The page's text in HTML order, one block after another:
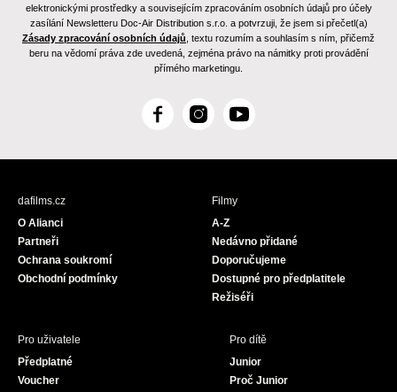
elektronickými prostředky a souvisejícím zpracováním osobních údajů pro účely
zasílání Newsletteru Doc-Air Distribution s.r.o. a potvrzuji, že jsem si přečetl(a)
Zásady zpracování osobních údajů , textu rozumím a souhlasím s ním, přičemž
beru na vědomí práva zde uvedená, zejména právo na námitky proti provádění
přímého marketingu.
F
c
I
s
Y
u
dafilms.cz
O Alianci
Partneři
Ochrana soukromí
Obchodní podmínky
Filmy
A-Z
Nedávno přidané
Doporučujeme
Dostupné pro předplatitele
Režiséři
Pro uživatele
Předplatné
Voucher
Pro dítě
Junior
Proč Junior